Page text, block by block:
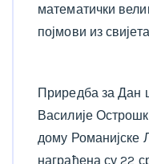
математички
појмови из
Приредба за Дан
Василије
дому Романијске
награђена су 22